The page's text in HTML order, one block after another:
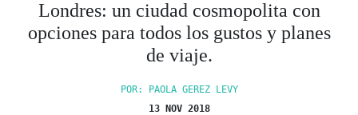
Londres: un ciudad cosmopolita con
opciones para todos los gustos y planes
de viaje.
POR: PAOLA GEREZ LEVY
13 NOV 2018